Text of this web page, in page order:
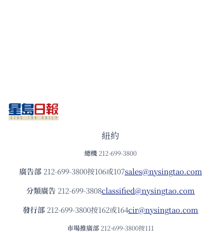
紐約
總機 212-699-3800
廣告部212-699-3800按106或107sales@nysingtao.com
分類廣告 212-699-3808classified@nysingtao.com
發⾏部 212-699-3800按162或164cir@nysingtao.com
市場推廣部 212-699-3800按111